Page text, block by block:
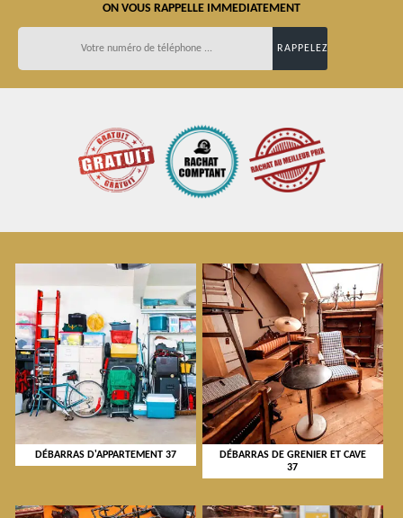
ON VOUS RAPPELLE IMMEDIATEMENT
DÉBARRAS D'APPARTEMENT 37
DÉBARRAS DE GRENIER ET CAVE
37